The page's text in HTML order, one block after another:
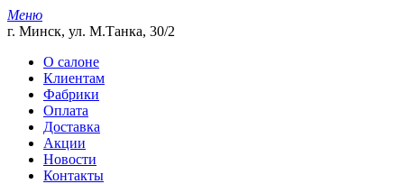
Меню
г. Минск, ул. М.Танка, 30/2
О салоне
Клиентам
Фабрики
Оплата
Доставка
Акции
Новости
Контакты